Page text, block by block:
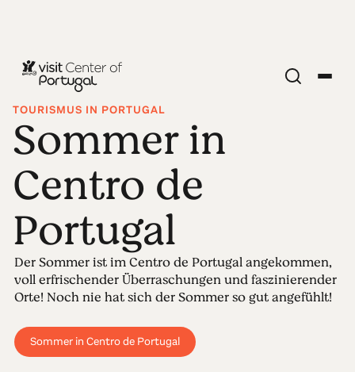
TOURISMUS IN PORTUGAL
Sommer in
Centro de
Portugal
Der Sommer ist im Centro de Portugal angekommen,
voll erfrischender Überraschungen und faszinierender
Orte! Noch nie hat sich der Sommer so gut angefühlt!
Sommer in Centro de Portugal